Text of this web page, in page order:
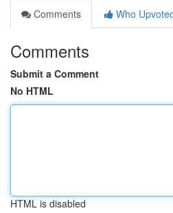
Comments
Who
Comments
Submit a Comment
No HTML
HTML is disabled